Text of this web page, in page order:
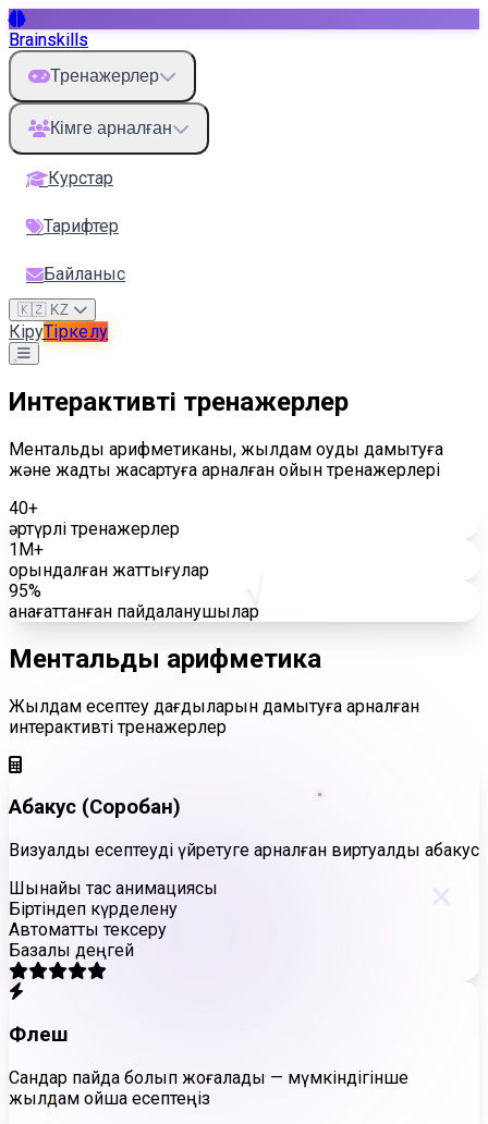
+
×
Brainskills
Тренажерлер
Кімге арналған
Курстар
Тарифтер
Байланыс
🇰🇿 KZ
КіруТіркелу
Интерактивті тренажерлер
Ментальдық арифметиканы, жылдам оқуды дамытуға
және жадты жақсартуға арналған ойын тренажерлері
40+
әртүрлі тренажерлер
1M+
орындалған жаттығулар
95%
қанағаттанған пайдаланушылар
Ментальдық арифметика
Жылдам есептеу дағдыларын дамытуға арналған
интерактивті тренажерлер
Абакус (Соробан)
Визуалды есептеуді үйретуге арналған виртуалды абакус
Шынайы тас анимациясы
Біртіндеп күрделену
Автоматты тексеру
Базалық деңгей
Флеш
Сандар пайда болып жоғалады — мүмкіндігінше
жылдам ойша есептеңіз